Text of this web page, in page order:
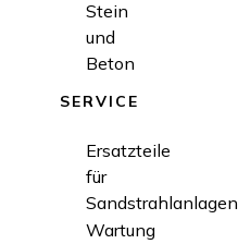
Stein
und
Beton
SERVICE
Ersatzteile
für
Sandstrahlanlagen
Wartung